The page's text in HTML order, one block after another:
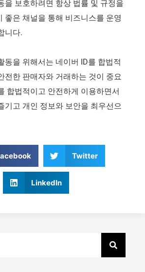
을 보호하려면 항상 법률 및 규정을
좋은 채널을 통해 비즈니스를 운영
니다.
동을 위해서는 네이버 ID를 합법적
전한 판매자와 거래하는 것이 중요
합법적이고 안전하게 이용하면서
기고 개인 정보와 보안을 최우선으
Twitter
LinkedIn